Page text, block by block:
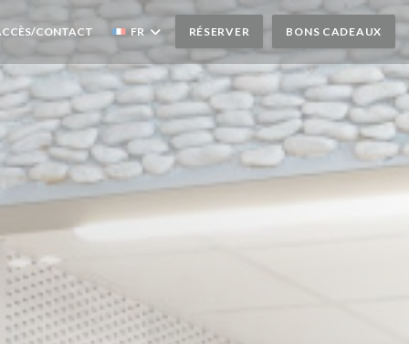
UNE NOUVELLE FENÊTRE))
CONTACT FR RÉSERVER BONS CADEAUX